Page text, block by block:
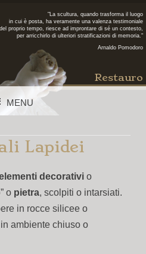
Restauro
"La scultura, quando trasforma il luogo
in cui è posta, ha veramente una valenza testimoniale
del proprio tempo, riesce ad improntare di sé un contesto,
per arricchirlo di ulteriori stratificazioni di memoria."
Arnaldo Pomodoro
MENU
Lapidei
decorativi o
” o pietra, scolpiti o intarsiati.
in rocce silicee o
ambiente chiuso o